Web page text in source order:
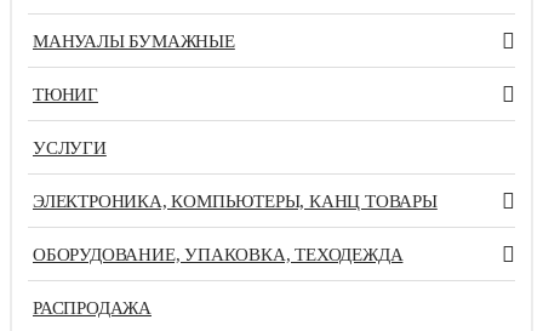
МАНУАЛЫ БУМАЖНЫЕ
ТЮНИГ
УСЛУГИ
ЭЛЕКТРОНИКА, КОМПЬЮТЕРЫ, КАНЦ ТОВАРЫ
ОБОРУДОВАНИЕ, УПАКОВКА, ТЕХОДЕЖДА
РАСПРОДАЖА